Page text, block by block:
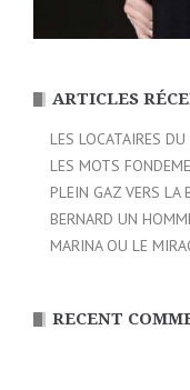
ARTICLES
LES LOCATAIRES
LES MOTS
PLEIN GAZ VERS LA
BERNARD UN
MARINA OU LE
RECENT